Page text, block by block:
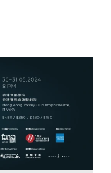
現身」，讓你
！
」